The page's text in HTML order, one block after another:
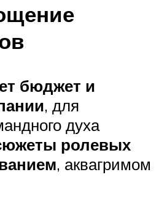
бюджет и
, для
духа
ролевых
, аквагримом